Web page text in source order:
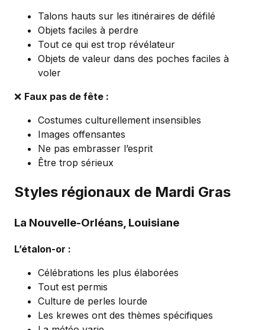
Talons hauts sur les itinéraires de défilé
Objets faciles à perdre
Tout ce qui est trop révélateur
Objets de valeur dans des poches faciles à
voler
❌ Faux pas de fête :
Costumes culturellement insensibles
Images offensantes
Ne pas embrasser l’esprit
Être trop sérieux
Styles régionaux de Mardi Gras
La Nouvelle-Orléans, Louisiane
L’étalon-or :
Célébrations les plus élaborées
Tout est permis
Culture de perles lourde
Les krewes ont des thèmes spécifiques